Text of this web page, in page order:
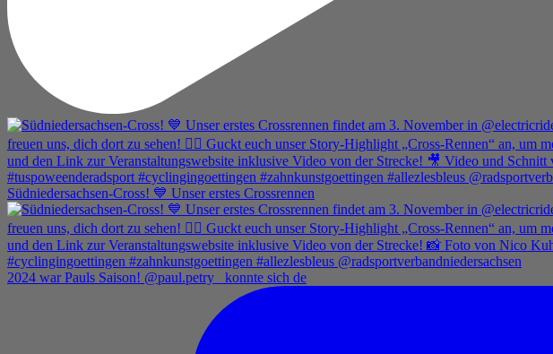
Südniedersachsen-Cross! 💙 Unser erstes Crossrennen
2024 war Pauls Saison! @paul.petry_ konnte sich de